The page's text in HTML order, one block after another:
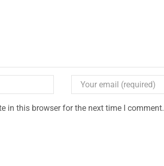
in this browser for the next time I comment.